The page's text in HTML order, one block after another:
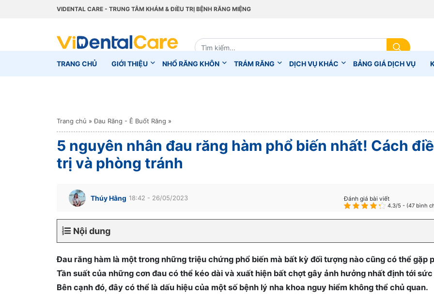
VIDENTAL CARE - TRUNG TÂM KHÁM & ĐIỀU TRỊ BỆNH RĂNG MIỆNG
TRANG CHỦ GIỚI THIỆU NHỔ RĂNG KHÔN TRÁM RĂNG DỊCH VỤ KHÁC BẢNG GIÁ DỊCH VỤ
Trang chủ »Đau Răng - Ê Buốt Răng »
5 nguyên nhân đau răng hàm phổ biến nhất! Cách
trị và phòng tránh
Thúy Hằng 18:42 - 26/05/2023 Đánh giá bài viết
4.3/5 - (47 bình
Nội dung
Đau răng hàm là một trong những triệu chứng phổ biến mà bất kỳ đối tượng nào cũng có thể gặp
Tần suất của những cơn đau có thể kéo dài và xuất hiện bất chợt gây ảnh hưởng nhất định tới
Bên cạnh đó, đây có thể là dấu hiệu của một số bệnh lý nha khoa nguy hiểm không thể chủ quan.